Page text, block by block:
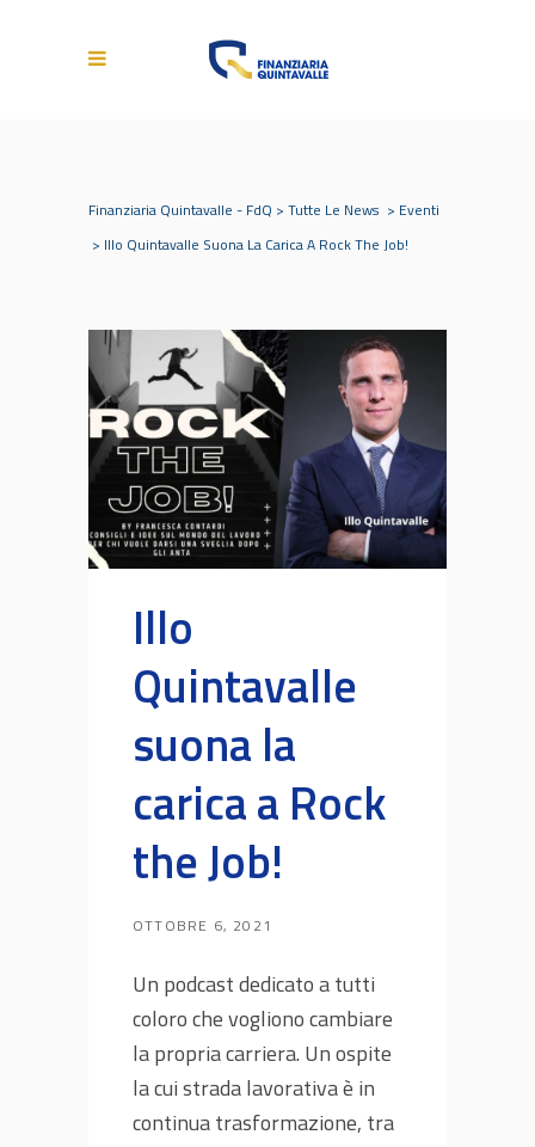
Finanziaria Quintavalle - FdQ > Tutte Le News > Eventi
> Illo Quintavalle Suona La Carica A Rock The Job!
Illo
Quintavalle
suona la
carica a Rock
the Job!
OTTOBRE 6, 2021
Un podcast dedicato a tutti
coloro che vogliono cambiare
la propria carriera. Un ospite
la cui strada lavorativa è in
continua trasformazione, tra